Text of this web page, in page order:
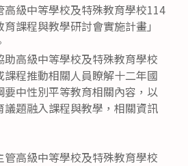
高級中等學校及特殊教育學校114
課程與教學研討會實施計畫」
助高級中等學校及特殊教育學校
課程推動相關人員瞭解十二年國
要中性別平等教育相關內容，以
議題融入課程與教學，相關資訊
管高級中等學校及特殊教育學校